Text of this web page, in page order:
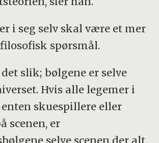
i seg selv skal være et mer
spørsmål.
slik; bølgene er selve
Hvis alle legemer i
skuespillere eller
scenen, er
selve scenen der alt